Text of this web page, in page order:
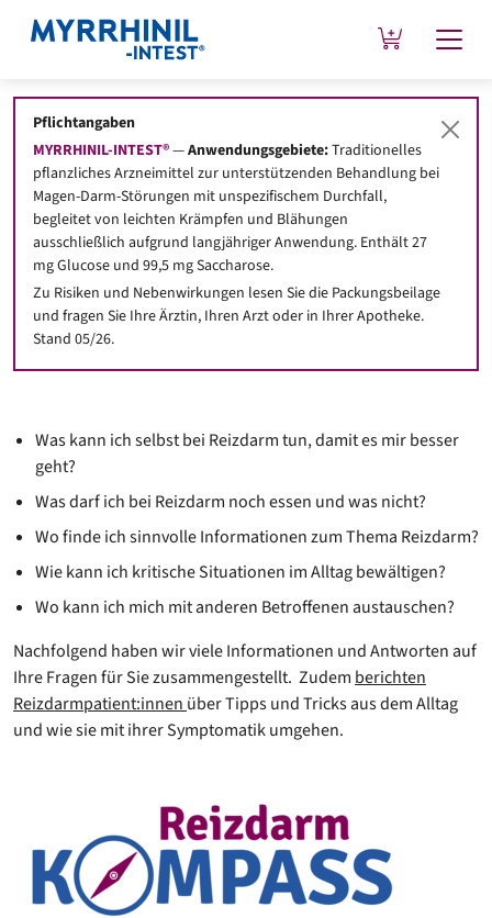
Reizdarm-Kompass
Ihr Therapeut / Ihre Therapeutin hat bei Ihnen ein
Reizdarmsyndrom festgestellt – endlich kennen Sie den Grund
für Ihre Beschwerden, wissen nun, womit Sie es zu tun haben
und können jetzt aktiv dagegen angehen. Aber wie geht es jetzt
weiter?
Was kann ich selbst bei Reizdarm tun, damit es mir besser
geht?
Was darf ich bei Reizdarm noch essen und was nicht?
Wo finde ich sinnvolle Informationen zum Thema Reizdarm?
Wie kann ich kritische Situationen im Alltag bewältigen?
Wo kann ich mich mit anderen Betroffenen austauschen?
Nachfolgend haben wir viele Informationen und Antworten auf
Ihre Fragen für Sie zusammengestellt. Zudem berichten
Reizdarmpatient:innen über Tipps und Tricks aus dem Alltag
und wie sie mit ihrer Symptomatik umgehen.
Pflichtangaben
MYRRHINIL-INTEST®—Anwendungsgebiete:Traditionelles
pflanzliches Arzneimittel zur unterstützenden Behandlung bei
Magen-Darm-Störungen mit unspezifischem Durchfall,
begleitet von leichten Krämpfen und Blähungen
ausschließlich aufgrund langjähriger Anwendung. Enthält 27
mg Glucose und 99,5 mg Saccharose.
Zu Risiken und Nebenwirkungen lesen Sie die Packungsbeilage
und fragen Sie Ihre Ärztin, Ihren Arzt oder in Ihrer Apotheke.
Stand 05/26.